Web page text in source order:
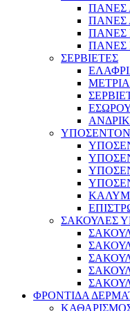
ΠΑΝΕΣ
ΠΑΝΕΣ
ΠΑΝΕΣ
ΠΑΝΕΣ
ΣΕΡΒΙΕΤΕΣ
ΣΑΚΟΥΛΕΣ
ΦΡΟΝΤΙΔΑ